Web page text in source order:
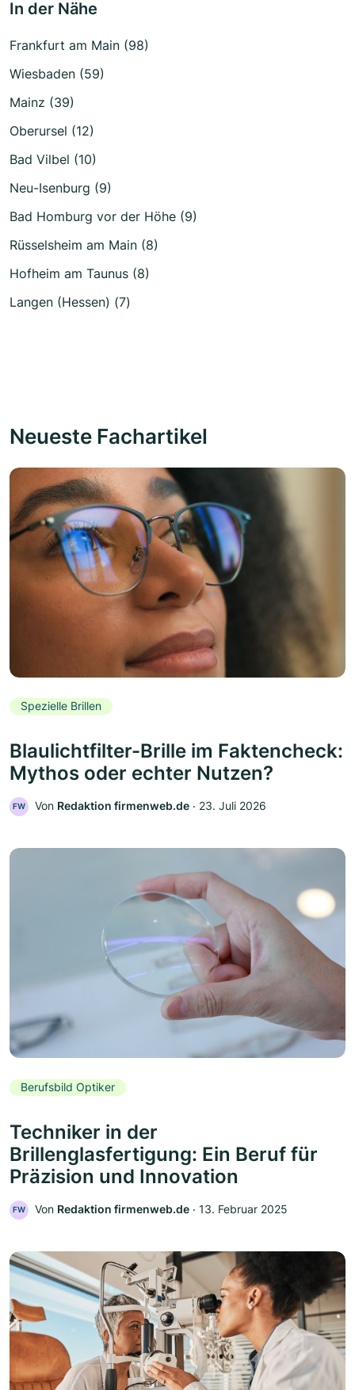
In der Nähe
Frankfurt am Main (98)
Wiesbaden (59)
Mainz (39)
Oberursel (12)
Bad Vilbel (10)
Neu-Isenburg (9)
Bad Homburg vor der Höhe (9)
Rüsselsheim am Main (8)
Hofheim am Taunus (8)
Langen (Hessen) (7)
Neueste Fachartikel
Spezielle Brillen
Blaulichtfilter-Brille im Faktencheck:
Mythos oder echter Nutzen?
FW Von Redaktion firmenweb.de ‧ 23. Juli 2026
Berufsbild Optiker
Techniker in der
Brillenglasfertigung: Ein Beruf für
Präzision und Innovation
FW Von Redaktion firmenweb.de ‧ 13. Februar 2025